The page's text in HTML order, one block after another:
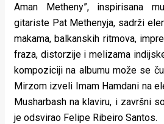
Aman Metheny”, inspirisana
gitariste Pat Methenyja, sadrži
makama, balkanskih ritmova,
fraza, distorzije i melizama
kompoziciji na albumu može se
Mirzom izveli Imam Hamdani na
Musharbash na klaviru, i završni
je odsvirao Felipe Ribeiro Santos.